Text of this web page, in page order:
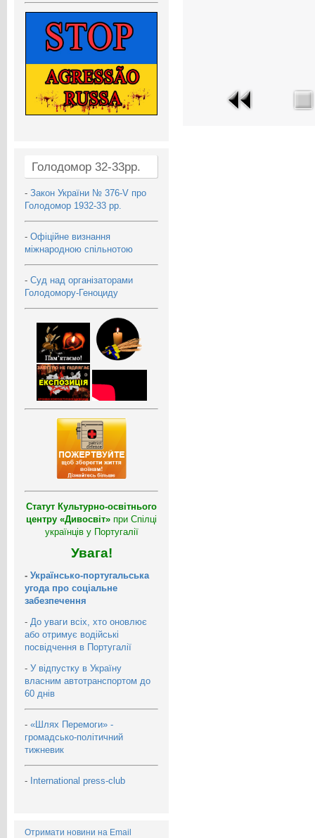
Голодомор 32-33рр.
- Закон України № 376-V про
Голодомор 1932-33 рр.
- Офіційне визнання
міжнародною спільнотою
- Суд над організаторами
Голодомору-Геноциду
Статут Культурно-освітнього
центру «Дивосвіт» при Спілці
українців у Португалії
Увага!
- Українсько-португальська
угода про соціальне
забезпечення
- До уваги всіх, хто оновлює
або отримує водійські
посвідчення в Португалії
- У відпустку в Україну
власним автотранспортом до
60 днів
- «Шлях Перемоги» -
громадсько-політичний
тижневик
- International press-club
Отримати новини на Email